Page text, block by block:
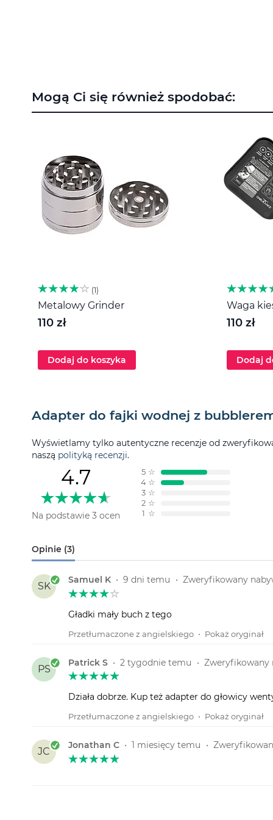
Mogą Ci się również spodobać:
1
Metalowy Grinder
110 zł
Dodaj do koszyka
Waga
110 zł
Dodaj
Adapter do fajki wodnej z
Wyświetlamy tylko autentyczne recenzje od
naszą polityką recenzji.
4.7
Na podstawie 3 ocen
5 ☆
4 ☆
3 ☆
2 ☆
1 ☆
Opinie (3)
SK
Samuel K • 9 dni temu • Zweryfikowany
Gładki mały buch z tego
Przetłumaczone z angielskiego • Pokaż oryginał
PS
Patrick S • 2 tygodnie temu • Zweryfikowany
Działa dobrze. Kup też adapter do głowicy
Przetłumaczone z angielskiego • Pokaż oryginał
JC
Jonathan C • 1 miesięcy temu •